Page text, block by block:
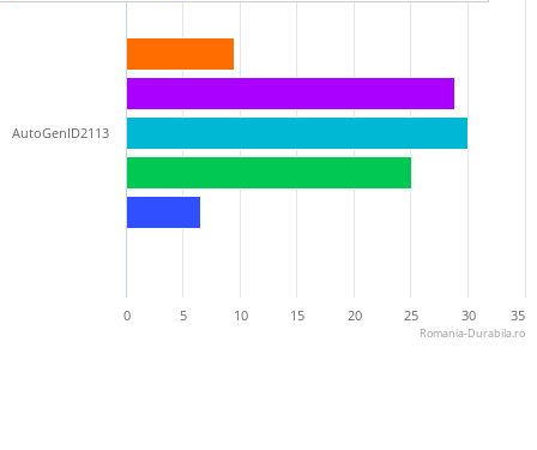
AutoGenID2113
0 5 10 15 20 25 30 35
Romania-Durabila.ro